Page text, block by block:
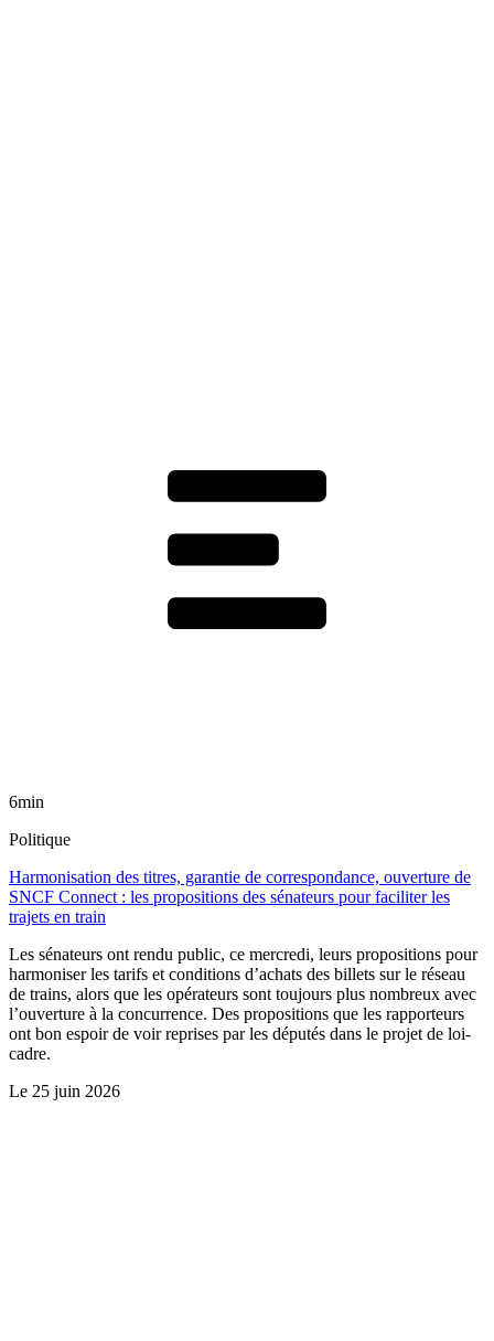
6min
Politique
Harmonisation des titres, garantie de correspondance, ouverture de
SNCF Connect : les propositions des sénateurs pour faciliter les
trajets en train
Les sénateurs ont rendu public, ce mercredi, leurs propositions pour
harmoniser les tarifs et conditions d’achats des billets sur le réseau
de trains, alors que les opérateurs sont toujours plus nombreux avec
l’ouverture à la concurrence. Des propositions que les rapporteurs
ont bon espoir de voir reprises par les députés dans le projet de loi-
cadre.
Le 25 juin 2026